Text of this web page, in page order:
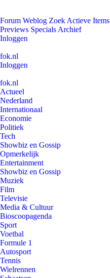
Forum Weblog Zoek Actieve Items
Previews Specials Archief
Inloggen
fok.nl
Inloggen
fok.nl
Actueel
Nederland
Internationaal
Economie
Politiek
Tech
Showbiz en Gossip
Opmerkelijk
Entertainment
Showbiz en Gossip
Muziek
Film
Televisie
Media & Cultuur
Bioscoopagenda
Sport
Voetbal
Formule 1
Autosport
Tennis
Wielrennen